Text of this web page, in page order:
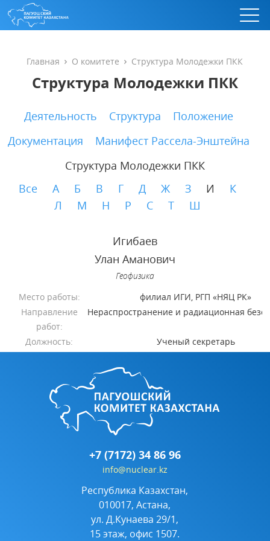
Главная О комитете Структура Молодежки ПКК
Структура Молодежки ПКК
Деятельность Структура
Положение
Документация
Манифест Рассела-Энштейна
Структура Молодежки ПКК
Все
А Б В Г Д Ж З И
К
Л
М Н Р С Т Ш
Игибаев
Улан Аманович
Геофизика
Место работы:
филиал ИГИ, РГП «НЯЦ РК»
Направление
работ:
Нераспространение и радиационная
Должность: Ученый секретарь
+7 (7172) 34 86 96
info@nuclear.kz
Республика Казахстан,
010017, Астана,
ул. Д.Кунаева 29/1,
15 этаж, офис 1507.